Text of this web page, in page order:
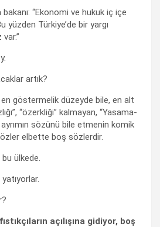
“Ekonomi ve hukuk iç içe
yüzden Türkiye’de bir yargı
artık?
en göstermelik düzeyde bile, en alt
“özerkliği” kalmayan, “Yasama-
sözünü bile etmenin komik
elbette boş sözlerdir.
ülkede.
açılışına gidiyor, boş